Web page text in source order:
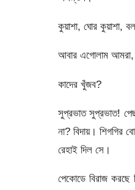
কুয়াশা, ঘোর কুয়াশা,
আবার এগোলাম আমরা,
কাদের খুঁজব?
সুপ্রভাত সুপ্রভাত!
না? বিদায়। শিগগির
রেহাই দিল সে।
পেকোডে বিরাজ